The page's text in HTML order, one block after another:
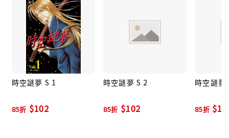
時空謎夢 S 1
85折 $102
時空謎夢 S 2
85折 $102
時空謎夢
85折